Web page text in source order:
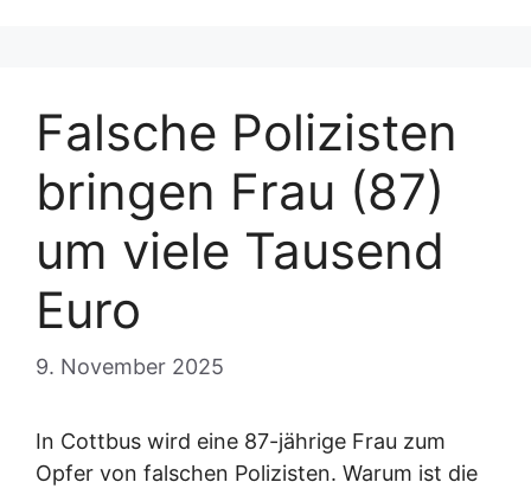
Falsche Polizisten
bringen Frau (87)
um viele Tausend
Euro
9. November 2025
In Cottbus wird eine 87-jährige Frau zum
Opfer von falschen Polizisten. Warum ist die